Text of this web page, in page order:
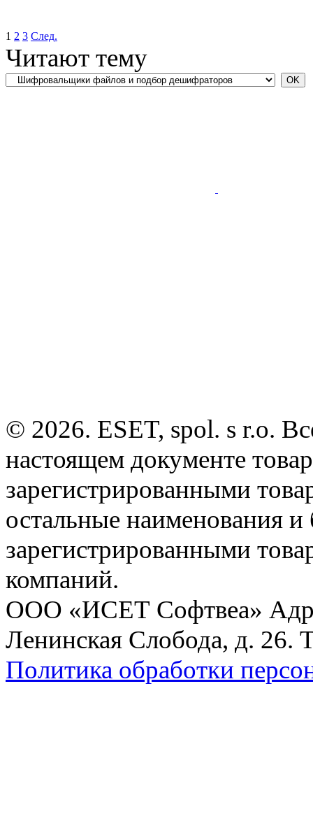
1 2 3 След.
Читают тему
© 2026. ESET, spol. s r.o.
настоящем документе
зарегистрированными
остальные наименования
зарегистрированными
компаний.
ООО «ИСЕТ Софтвеа»
Ленинская Слобода, д. 26.
Политика обработки